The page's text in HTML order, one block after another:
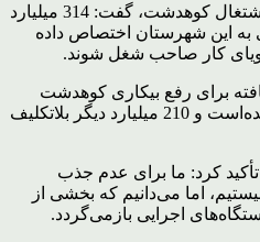
مراد ناصری، در جلسۀ شورای اشتغال کوهدشت، گفت: 314 میلیارد
به این شهرستان اختصاص داده
برای رفع بیکاری کوهدشت
فقط 104 میلیارد تومان جذب شده‌است و 210 میلیارد دیگر بلاتکلیف
کرد: ما برای عدم جذب
اما می‌دانیم که بخشی از
اجرایی بازمی‌‌گردد.